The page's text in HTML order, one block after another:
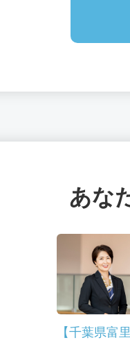
あな
【千葉県